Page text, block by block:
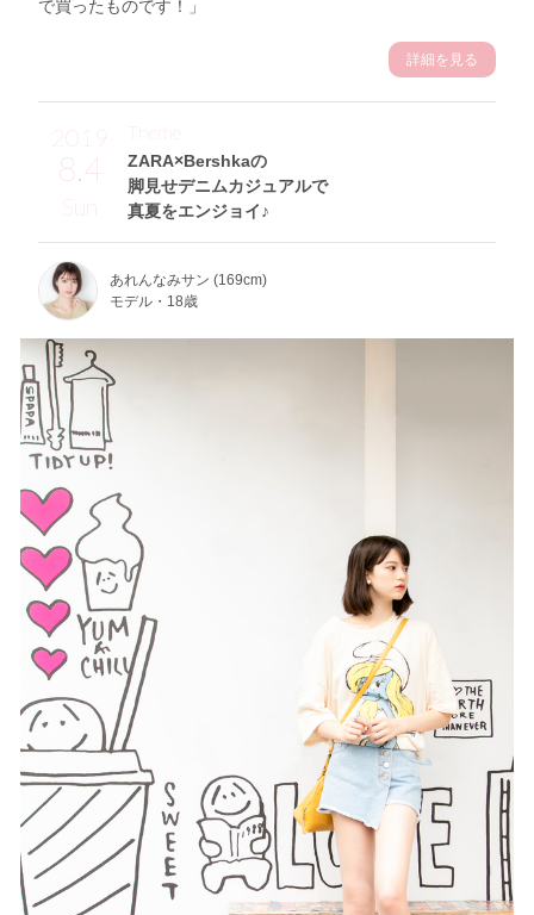
で買ったものです！」
詳細を見る
2019
8.4
Sun
ZARA×Bershkaの
脚見せデニムカジュアルで
真夏をエンジョイ♪
Theme
あれんなみサン (169cm)
モデル・18歳